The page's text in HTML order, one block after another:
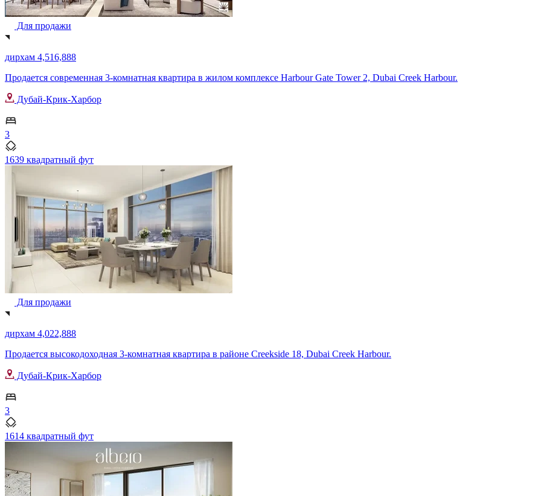
Для продажи
дирхам 4,516,888
Продается современная 3-комнатная квартира в жилом комплексе Harbour Gate Tower 2, Dubai Creek Harbour.
Дубай-Крик-Харбор
3
1639 квадратный фут
Для продажи
дирхам 4,022,888
Продается высокодоходная 3-комнатная квартира в районе Creekside 18, Dubai Creek Harbour.
Дубай-Крик-Харбор
3
1614 квадратный фут